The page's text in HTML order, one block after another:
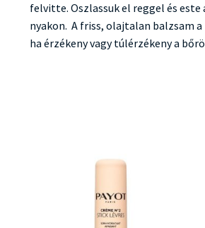
felvitte. Oszlassuk el reggel és
nyakon. A friss, olajtalan balzsam
ha érzékeny vagy túlérzékeny a